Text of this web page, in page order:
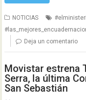
NOTICIAS
Deja un comentario
Movistar estrena
Serra, la última
San Sebastián